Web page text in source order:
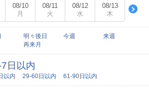
08/10
月
08/11
火
08/12
水
08/13
木
明々後日 今週
来週
再来月
日以内
以内 29-60日以内 61-90日以内